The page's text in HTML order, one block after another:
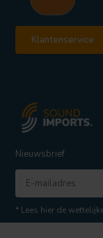
Klantenservice
Nieuwsbrief
* Lees hier de